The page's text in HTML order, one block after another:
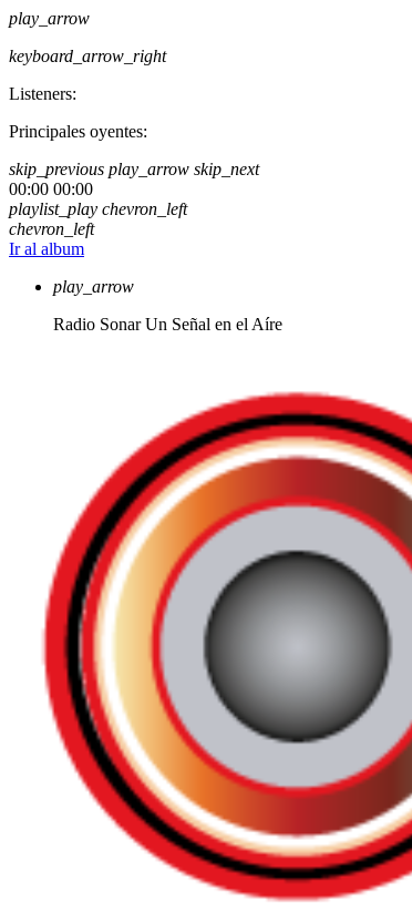
play_arrow
keyboard_arrow_right
Listeners:
Principales oyentes:
skip_previous play_arrow skip_next
00:00 00:00
playlist_play chevron_left
chevron_left
Ir al album
play_arrow
Radio Sonar Un Señal en el Aíre